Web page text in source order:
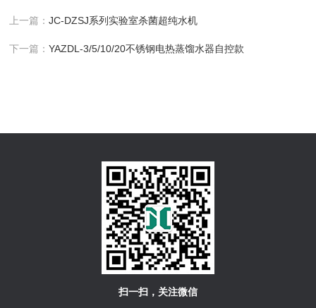
上一篇：JC-DZSJ系列实验室杀菌超纯水机
下一篇：YAZDL-3/5/10/20不锈钢电热蒸馏水器自控款
扫一扫，关注微信